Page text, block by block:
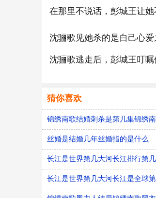
在那里不说话，彭城王让她
沈骊歌见她杀的是自己心
沈骊歌逃走后，彭城王叮嘱
猜你喜欢
锦绣南歌结婚刺杀是第几集锦绣
丝婚是结婚几年丝婚指的是什么
长江是世界第几大河长江排行第几
长江是世界第几大河长江是全球